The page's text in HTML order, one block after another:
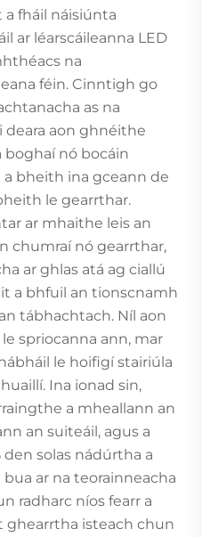
a fháil náisiúnta
ar léarscáileanna LED
na
féin. Cinntigh go
as na
deara aon ghnéithe
boghaí nó bocáin
a bheith ina gceann de
le gearrthar.
ar mhaithe leis an
chumraí nó gearrthar,
ar ghlas atá ag ciallú
a bhfuil an tionscnamh
tábhachtach. Níl aon
spriocanna ann, mar
le hoifigí stairiúla
Ina ionad sin,
a mheallann an
an suiteáil, agus a
solas nádúrtha a
ar na teorainneacha
radharc níos fearr a
ghearrtha isteach chun